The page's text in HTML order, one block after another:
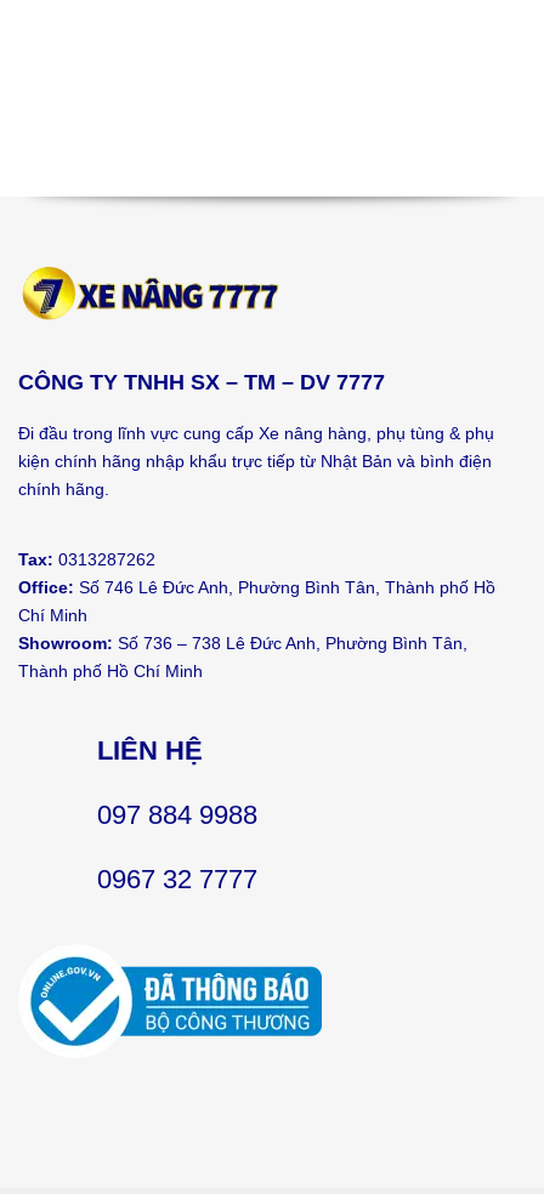
CÔNG TY TNHH SX – TM – DV 7777
Đi đầu trong lĩnh vực cung cấp Xe nâng hàng, phụ tùng & phụ
kiện chính hãng nhập khẩu trực tiếp từ Nhật Bản và bình điện
chính hãng.
Tax: 0313287262
Office: Số 746 Lê Đức Anh, Phường Bình Tân, Thành phố Hồ
Chí Minh
Showroom: Số 736 – 738 Lê Đức Anh, Phường Bình Tân,
Thành phố Hồ Chí Minh
LIÊN HỆ
097 884 9988
0967 32 7777